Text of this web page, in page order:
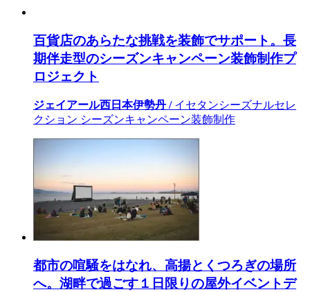
百貨店のあらたな挑戦を装飾でサポート。長
期伴走型のシーズンキャンペーン装飾制作プ
ロジェクト
ジェイアール西日本伊勢丹 / イセタンシーズナルセレ
クション シーズンキャンペーン装飾制作
都市の喧騒をはなれ、高揚とくつろぎの場所
へ。湖畔で過ごす１日限りの屋外イベントデ